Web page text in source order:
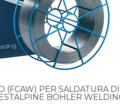
(FCAW) PER SALDATURA
BÖHLER